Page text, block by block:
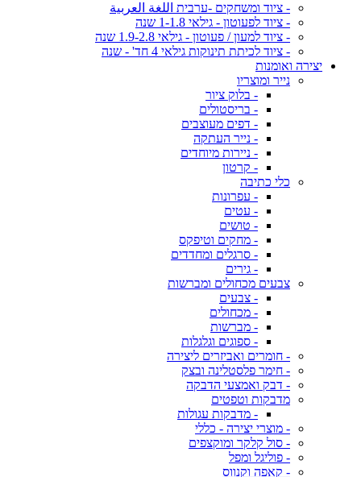
- ציוד ומשחקים -ערבית اللغة العربية
- ציוד לפעוטון - גילאי 1-1.8 שנה
- ציוד למעון / פעוטון - גילאי 1.9-2.8 שנה
- ציוד לכיתת תינוקות גילאי 4 חד' - שנה
יצירה ואומנות
נייר ומוצריו
- בלוק ציור
- בריסטולים
- דפים מעוצבים
- נייר העתקה
- ניירות מיוחדים
- קרטון
כלי כתיבה
- עפרונות
- עטים
- טושים
- מחקים וטיפקס
- סרגלים ומחדדים
- גירים
צבעים מכחולים ומברשות
- צבעים
- מכחולים
- מברשות
- ספוגים וגלגלות
- חומרים ואביזרים ליצירה
- חימר פלסטלינה ובצק
- דבק ואמצעי הדבקה
מדבקות וטפטים
- מדבקות עגולות
- מוצרי יצירה - כללי
- סול קלקר ומוקצפים
- פוליגל ומפל
- קאפה וקנווס